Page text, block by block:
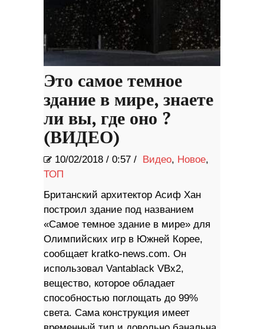
Это самое темное
здание в мире, знаете
ли вы, где оно ?
(ВИДЕО)
10/02/2018 / 0:57 / Видео, Новое,
ТОП
Британский архитектор Асиф Хан
построил здание под названием
«Самое темное здание в мире» для
Олимпийских игр в Южней Корее,
сообщает kratko-news.com. Он
использовал Vantablack VBx2,
вещество, которое обладает
способностью поглощать до 99%
света. Сама конструкция имеет